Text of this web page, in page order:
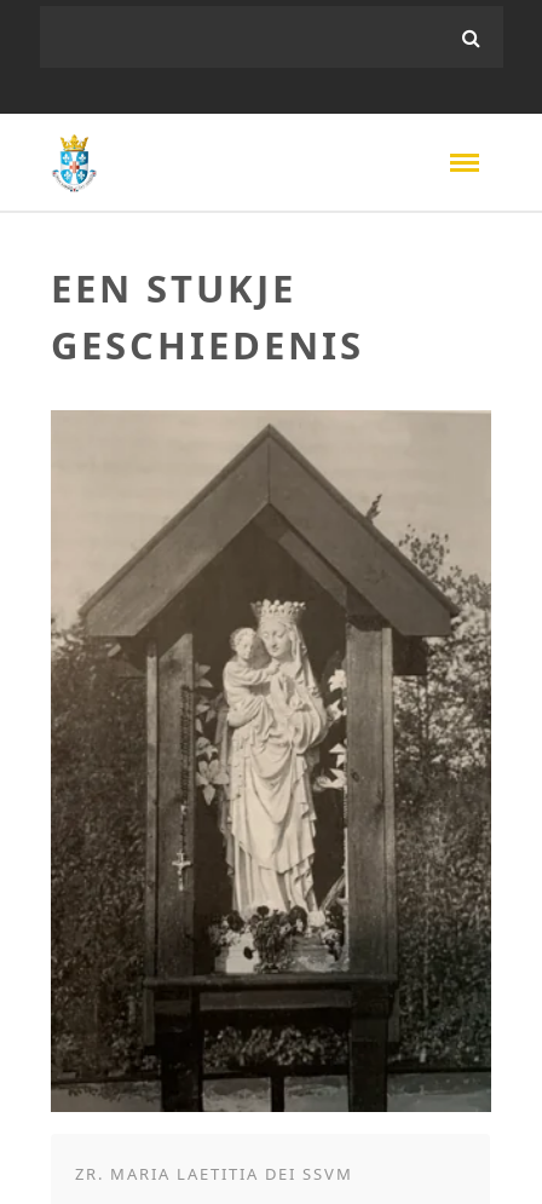
EEN STUKJE
GESCHIEDENIS
ZR. MARIA LAETITIA DEI SSVM